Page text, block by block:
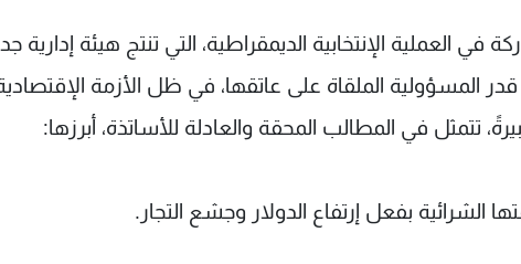
العملية الإنتخابية الديمقراطية، التي تنتج هيئة إدارية
المسؤولية الملقاة على عاتقها، في ظل الأزمة
تتمثل في المطالب المحقة والعادلة للأساتذة، أبرزها:
الشرائية بفعل إرتفاع الدولار وجشع التجار.